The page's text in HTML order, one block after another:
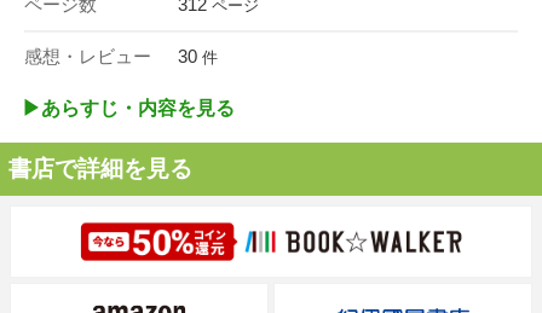
ページ数 312 ページ
感想・レビュー 30 件
▶︎あらすじ・内容を見る
書店で詳細を見る